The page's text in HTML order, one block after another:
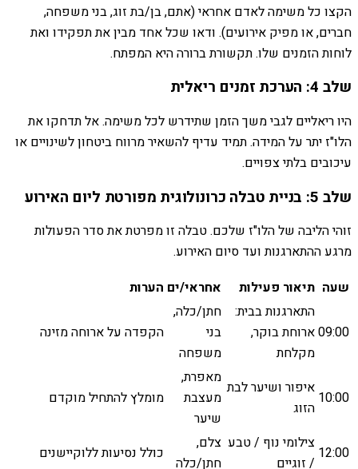
הקצו כל משימה לאדם אחראי (אתם, בן/בת זוג, בני משפחה,
חברים, או מפיק אירועים). ודאו שכל אחד מבין את תפקידו ואת
לוחות הזמנים שלו. תקשורת ברורה היא המפתח.
שלב 4: הערכת זמנים ריאלית
היו ריאליים לגבי משך הזמן שתידרש לכל משימה. אל תדחקו את
הלו"ז יתר על המידה. תמיד עדיף להשאיר מרווח ביטחון לשינויים או
עיכובים בלתי צפויים.
שלב 5: בניית טבלה כרונולוגית מפורטת ליום האירוע
זוהי הליבה של הלו"ז שלכם. טבלה זו מפרטת את סדר הפעולות
מרגע ההתארגנות ועד סיום האירוע.
שעה תיאור פעילות אחראי/ים הערות
09:00
התארגנות בבית:
ארוחת בוקר,
מקלחת
חתן/כלה,
בני
משפחה
הקפדה על ארוחה מזינה
10:00
איפור ושיער לבת
הזוג
מאפרת,
מעצבת
שיער
מומלץ להתחיל מוקדם
12:00
צילומי נוף / טבע
/ זוגיים
צלם,
חתן/כלה
כולל נסיעות ללוקיישנים